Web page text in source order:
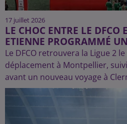
17 juillet 2026
LE CHOC ENTRE LE DFCO
ETIENNE PROGRAMMÉ
Le DFCO retrouvera la Ligue 2
déplacement à Montpellier,
avant un nouveau voyage à